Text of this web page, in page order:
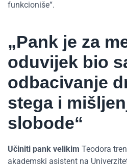
funkcioniše“.
„Pank je za
oduvijek bio
odbacivanje
stega i
slobode“
Učiniti pank velikim Teodora
akademski asistent na